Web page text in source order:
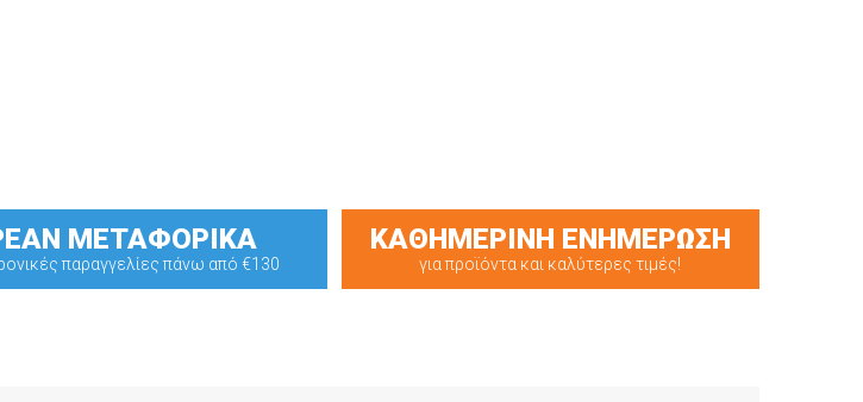
ΜΕΤΑΦΟΡΙΚΑ
παραγγελίες πάνω από €130
ΚΑΘΗΜΕΡΙΝΗ ΕΝΗΜΕΡΩΣΗ
για προϊόντα και καλύτερες τιμές!